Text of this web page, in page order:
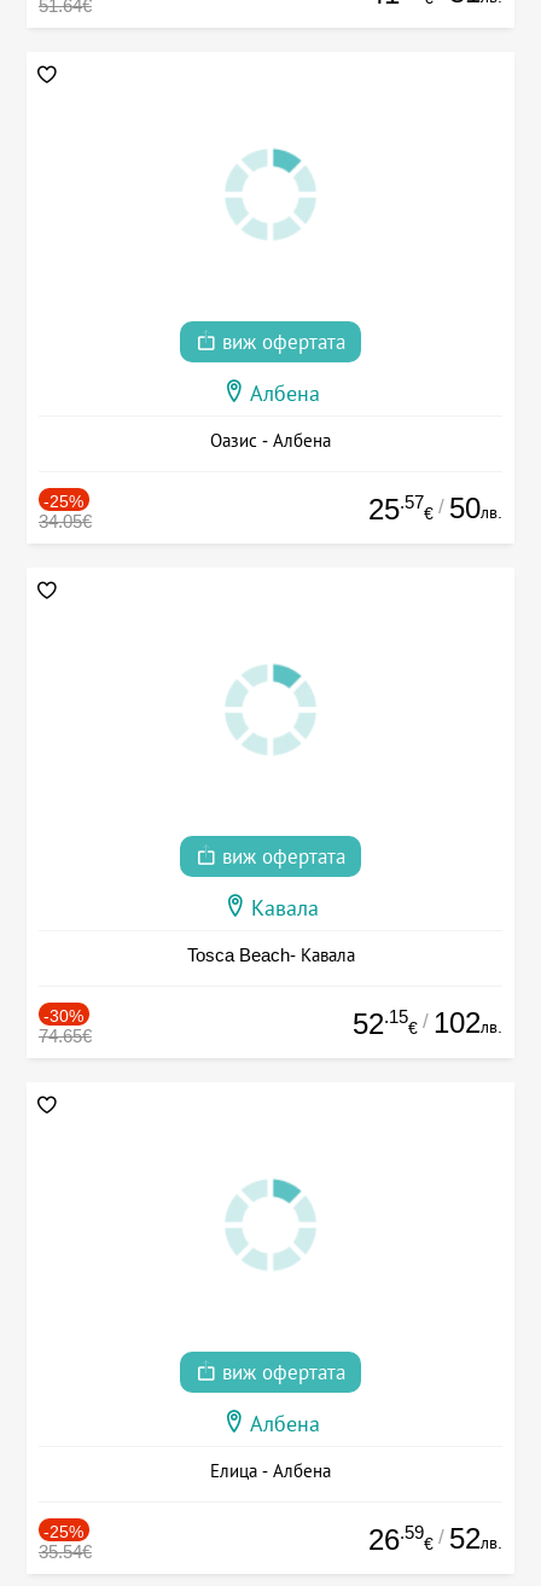
51.64€
виж офертата
Албена
Оазис - Албена
-25%
34.05€ 25.57
€ / 50лв.
виж офертата
Кавала
Tosca Beach- Кавала
-30%
74.65€ 52.15
€ / 102лв.
виж офертата
Албена
Елица - Албена
-25%
35.54€ 26.59
€ / 52лв.